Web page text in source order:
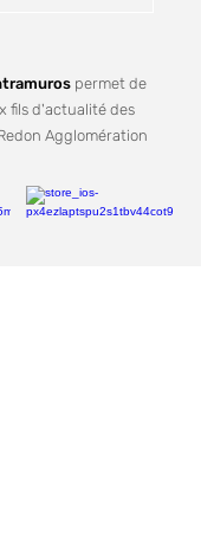
permet de
fils d'actualité des
Agglomération